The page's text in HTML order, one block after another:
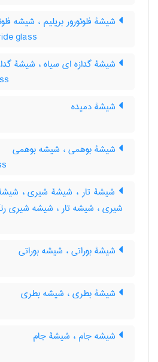
شیشۀ فلوئورور بریلیم ، شیشه
glass
شیشۀ گدازه ای سیاه ، شیشۀ
شیشۀ دمیده
شیشۀ بوهمی ، شیشه بوهمی
شیشۀ تار ، شیشۀ شیری ،
شیری ، شیشه تار ، شیشه شیری
شیشۀ بوراتی ، شیشه بوراتی
شیشۀ بطری ، شیشه بطری
شیشه جام ، شیشۀ جام